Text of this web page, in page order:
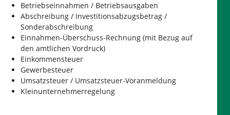
Betriebseinnahmen / Betriebsausgaben
Abschreibung / Investitionsabzugsbetrag /
Sonderabschreibung
Einnahmen-Überschuss-Rechnung (mit Bezug auf
den amtlichen Vordruck)
Einkommensteuer
Gewerbesteuer
Umsatzsteuer / Umsatzsteuer-Voranmeldung
Kleinunternehmerregelung